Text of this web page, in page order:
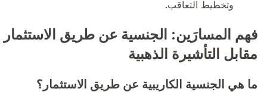
وتخطيط التعاقب.
فهم المسارَين: الجنسية عن طريق الاستثمار
مقابل التأشيرة الذهبية
ما هي الجنسية الكاريبية عن طريق الاستثمار؟